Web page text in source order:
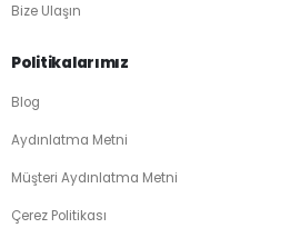
Bize Ulaşın
Politikalarımız
Blog
Aydınlatma Metni
Müşteri Aydınlatma Metni
Çerez Politikası